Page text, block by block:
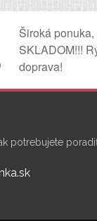
Široká ponuka,
SKLADOM!!!
doprava!
potrebujete